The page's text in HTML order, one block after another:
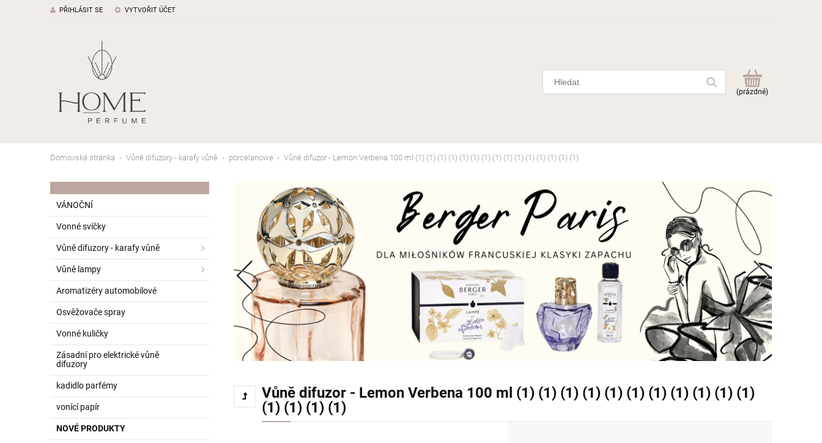
VYTVOŘIT ÚČET
PŘIHLÁSIT SE
(prázdné)
Domovská stránka Vůně difuzory - karafy vůně porcelanowe Vůně difuzor - Lemon Verbena 100 ml (1) (1) (1) (1) (1) (1) (1) (1) (1) (1) (1) (1) (1) (1) (1)
VÁNOČNÍ
Vonné svíčky
Vůně difuzory - karafy vůně
Vůně lampy
Aromatizéry automobilové
Osvěžovače spray
Vonné kuličky
Zásadní pro elektrické vůně
difuzory
kadidlo parfémy
vonící papír
NOVÉ PRODUKTY
Vůně difuzor - Lemon Verbena 100 ml (1) (1) (1) (1) (1) (1) (1) (1) (1) (1) (1)
(1) (1) (1) (1)